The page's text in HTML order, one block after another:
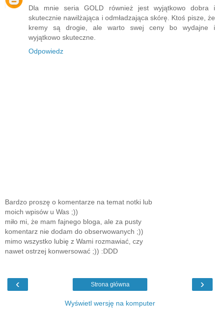
Dla mnie seria GOLD również jest wyjątkowo dobra i
skutecznie nawilżająca i odmładzająca skórę. Ktoś pisze, że
kremy są drogie, ale warto swej ceny bo wydajne i
wyjątkowo skuteczne.
Odpowiedz
Bardzo proszę o komentarze na temat notki lub
moich wpisów u Was ;))
miło mi, że mam fajnego bloga, ale za pusty
komentarz nie dodam do obserwowanych ;))
mimo wszystko lubię z Wami rozmawiać, czy
nawet ostrzej konwersować ;)) :DDD
‹ ›
Strona główna
Wyświetl wersję na komputer